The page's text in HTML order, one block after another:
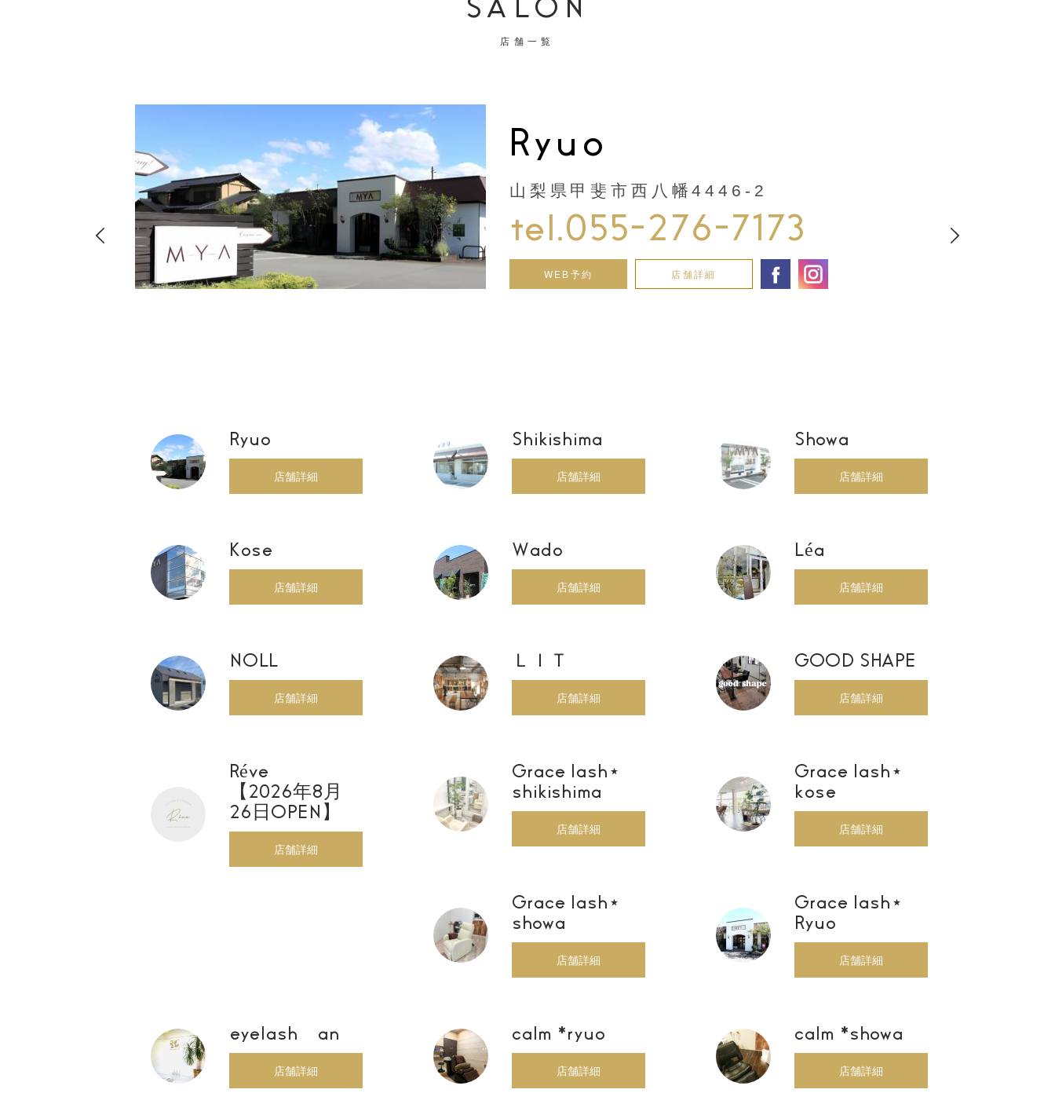
SALON
店舗一覧
店舗
Ryuo
山梨県甲斐市西八幡4446-2
tel.055-276-7173
WEB予約 店舗詳細
Ryuo
店舗詳細
Shikishima
店舗詳細
Showa
店舗詳細
Kose
店舗詳細
Wado
店舗詳細
Léa
店舗詳細
NOLL
店舗詳細
ＬＩＴ
店舗詳細
GOOD SHAPE
店舗詳細
Réve
【2026年8月
26日OPEN】
店舗詳細
Grace lash⋆
shikishima
店舗詳細
Grace lash⋆
kose
店舗詳細
Grace lash⋆
showa
店舗詳細
Grace lash⋆
Ryuo
店舗詳細
eyelash an
店舗詳細
calm *ryuo
店舗詳細
calm *showa
店舗詳細